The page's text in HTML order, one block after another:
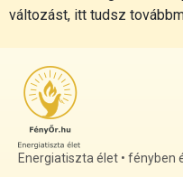
változást, itt tudsz
Energiatiszta élet • fényben